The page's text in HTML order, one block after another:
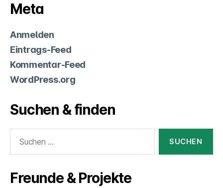
Meta
Anmelden
Eintrags-Feed
Kommentar-Feed
WordPress.org
Suchen & finden
nach:
Freunde & Projekte